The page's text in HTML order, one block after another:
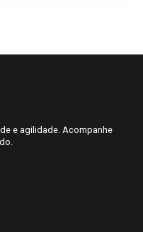
e agilidade. Acompanhe